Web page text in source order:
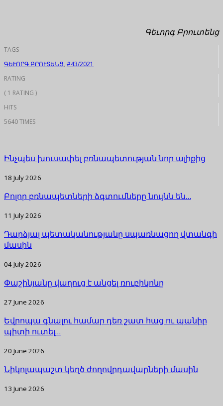
Գեւորգ Բրուտենց
TAGS
ԳԵՒՈՐԳ ԲՐՈՒՏԵՆՑ, #43/2021
RATING
( 1 RATING )
HITS
5640 TIMES
Ինչպես խուսափել բռնապետության նոր ալիքից
18 July 2026
Բոլոր բռնապետների ձգտումները նույնն են…
11 July 2026
Դարձյալ պետականությանը սպառնացող վտանգի
մասին
04 July 2026
Փաշինյանը վաղուց է անցել ռուբիկոնը
27 June 2026
Եվրոպա գնալու համար դեռ շատ հաց ու պանիր
պիտի ուտել…
20 June 2026
Նիկոլապաշտ կեղծ ժողովրդավարների մասին
13 June 2026